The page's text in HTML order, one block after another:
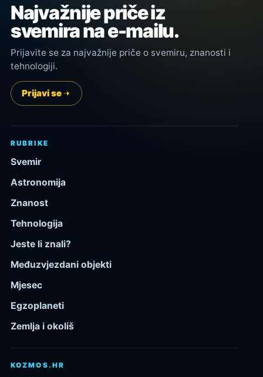
Najvažnije priče iz
svemira na e-mailu.
Prijavite se za najvažnije priče o svemiru, znanosti i
tehnologiji.
Prijavi se
RUBRIKE
Svemir
Astronomija
Znanost
Tehnologija
Jeste li znali?
Međuzvjezdani objekti
Mjesec
Egzoplaneti
Zemlja i okoliš
KOZMOS.HR